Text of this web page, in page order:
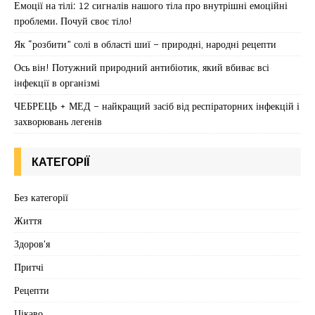
Емоції на тілі: 12 сигналів нашого тіла про внутрішні емоційні
проблеми. Почуй своє тіло!
Як “розбити” солі в області шиї – природні, народні рецепти
Ось він! Потужний природний антибіотик, який вбиває всі
інфекції в організмі
ЧЕБРЕЦЬ + МЕД – найкращий засіб від респіраторних інфекцій і
захворювань легенів
КАТЕГОРІЇ
Без категорії
Життя
Здоров'я
Притчі
Рецепти